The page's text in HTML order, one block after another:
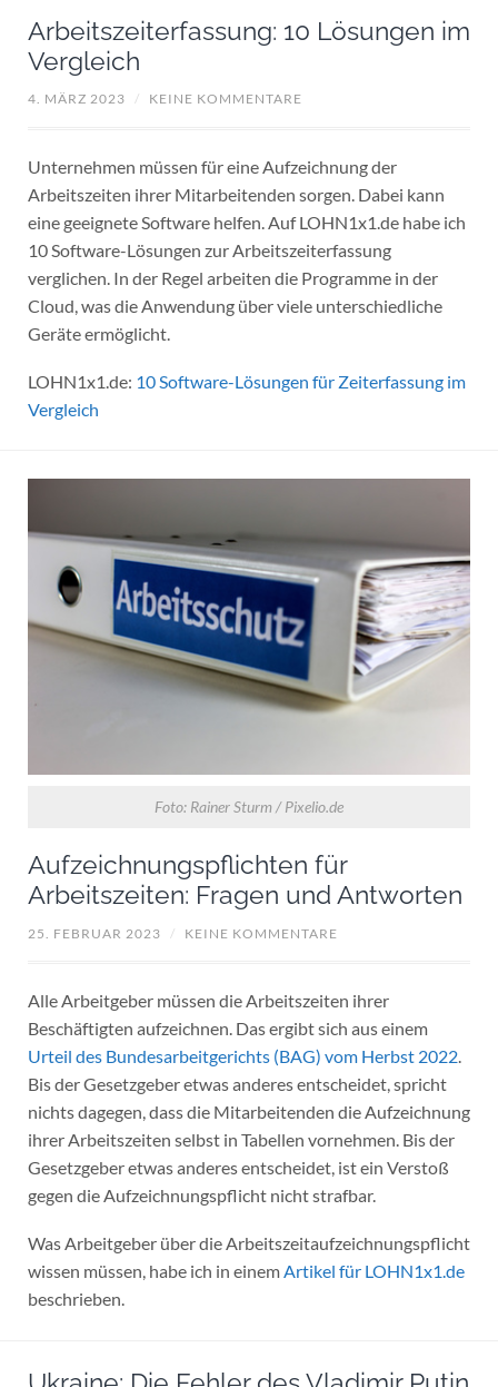
Arbeitszeiterfassung: 10 Lösungen im
Vergleich
4. MÄRZ 2023 / KEINE KOMMENTARE
Unternehmen müssen für eine Aufzeichnung der
Arbeitszeiten ihrer Mitarbeitenden sorgen. Dabei kann
eine geeignete Software helfen. Auf LOHN1x1.de habe ich
10 Software-Lösungen zur Arbeitszeiterfassung
verglichen. In der Regel arbeiten die Programme in der
Cloud, was die Anwendung über viele unterschiedliche
Geräte ermöglicht.
LOHN1x1.de: 10 Software-Lösungen für Zeiterfassung im
Vergleich
Foto: Rainer Sturm / Pixelio.de
Aufzeichnungspflichten für
Arbeitszeiten: Fragen und Antworten
25. FEBRUAR 2023 / KEINE KOMMENTARE
Alle Arbeitgeber müssen die Arbeitszeiten ihrer
Beschäftigten aufzeichnen. Das ergibt sich aus einem
Urteil des Bundesarbeitgerichts (BAG) vom Herbst 2022.
Bis der Gesetzgeber etwas anderes entscheidet, spricht
nichts dagegen, dass die Mitarbeitenden die Aufzeichnung
ihrer Arbeitszeiten selbst in Tabellen vornehmen. Bis der
Gesetzgeber etwas anderes entscheidet, ist ein Verstoß
gegen die Aufzeichnungspflicht nicht strafbar.
Was Arbeitgeber über die Arbeitszeitaufzeichnungspflicht
wissen müssen, habe ich in einemArtikel für LOHN1x1.de
beschrieben.